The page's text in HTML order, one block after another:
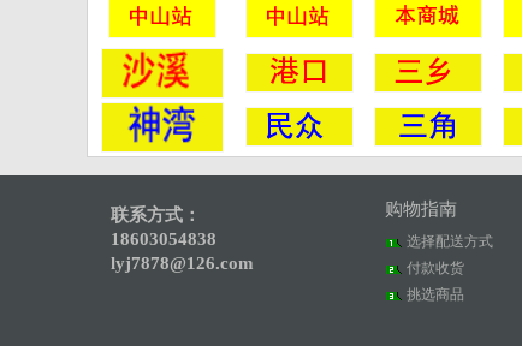
联系方式：
18603054838
lyj7878@126.com
购物指南
选择配送方式
付款收货
挑选商品